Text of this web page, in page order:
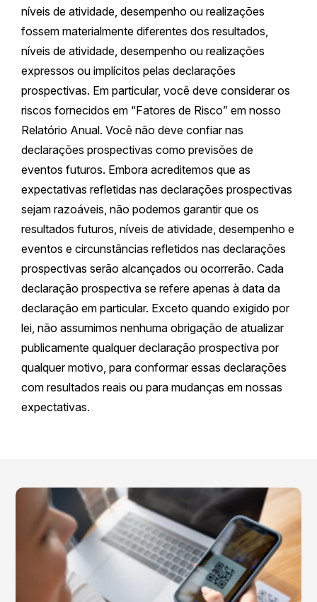
níveis de atividade, desempenho ou realizações
fossem materialmente diferentes dos resultados,
níveis de atividade, desempenho ou realizações
expressos ou implícitos pelas declarações
prospectivas. Em particular, você deve considerar os
riscos fornecidos em “Fatores de Risco” em nosso
Relatório Anual. Você não deve confiar nas
declarações prospectivas como previsões de
eventos futuros. Embora acreditemos que as
expectativas refletidas nas declarações prospectivas
sejam razoáveis, não podemos garantir que os
resultados futuros, níveis de atividade, desempenho e
eventos e circunstâncias refletidos nas declarações
prospectivas serão alcançados ou ocorrerão. Cada
declaração prospectiva se refere apenas à data da
declaração em particular. Exceto quando exigido por
lei, não assumimos nenhuma obrigação de atualizar
publicamente qualquer declaração prospectiva por
qualquer motivo, para conformar essas declarações
com resultados reais ou para mudanças em nossas
expectativas.